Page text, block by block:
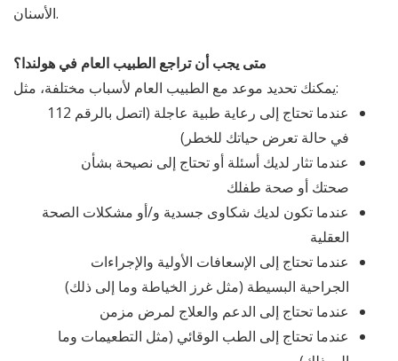
الأسنان.
متى يجب أن تراجع الطبيب العام في هولندا؟
يمكنك تحديد موعد مع الطبيب العام لأسباب مختلفة، مثل:
عندما تحتاج إلى رعاية طبية عاجلة (اتصل بالرقم 112
في حالة تعرض حياتك للخطر)
عندما تثار لديك أسئلة أو تحتاج إلى نصيحة بشأن
صحتك أو صحة طفلك
عندما تكون لديك شكاوى جسدية و/أو مشكلات الصحة
العقلية
عندما تحتاج إلى الإسعافات الأولية والإجراءات
الجراحية البسيطة (مثل غرز الخياطة وما إلى ذلك)
عندما تحتاج إلى الدعم والعلاج لمرض مزمن
عندما تحتاج إلى الطب الوقائي (مثل التطعيمات وما